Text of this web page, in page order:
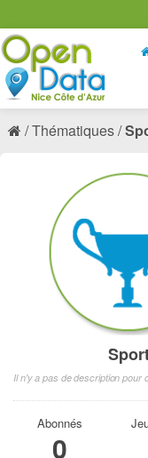
Thématiques
Il n'y a pas de description pour
Abonnés
0